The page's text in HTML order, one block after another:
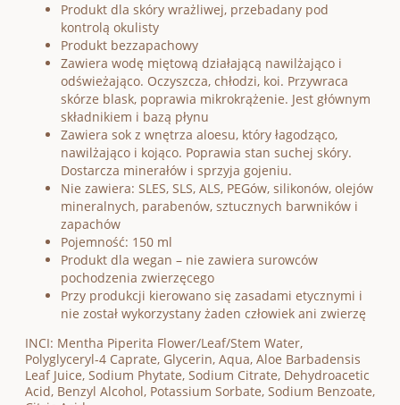
Produkt dla skóry wrażliwej, przebadany pod
kontrolą okulisty
Produkt bezzapachowy
Zawiera wodę miętową działającą nawilżająco i
odświeżająco. Oczyszcza, chłodzi, koi. Przywraca
skórze blask, poprawia mikrokrążenie. Jest głównym
składnikiem i bazą płynu
Zawiera sok z wnętrza aloesu, który łagodząco,
nawilżająco i kojąco. Poprawia stan suchej skóry.
Dostarcza minerałów i sprzyja gojeniu.
Nie zawiera: SLES, SLS, ALS, PEGów, silikonów, olejów
mineralnych, parabenów, sztucznych barwników i
zapachów
Pojemność: 150 ml
Produkt dla wegan – nie zawiera surowców
pochodzenia zwierzęcego
Przy produkcji kierowano się zasadami etycznymi i
nie został wykorzystany żaden człowiek ani zwierzę
INCI: Mentha Piperita Flower/Leaf/Stem Water,
Polyglyceryl-4 Caprate, Glycerin, Aqua, Aloe Barbadensis
Leaf Juice, Sodium Phytate, Sodium Citrate, Dehydroacetic
Acid, Benzyl Alcohol, Potassium Sorbate, Sodium Benzoate,